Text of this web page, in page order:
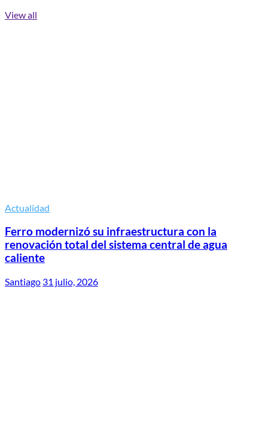
View all
Actualidad
Ferro modernizó su infraestructura con la
renovación total del sistema central de agua
caliente
Santiago 31 julio, 2026